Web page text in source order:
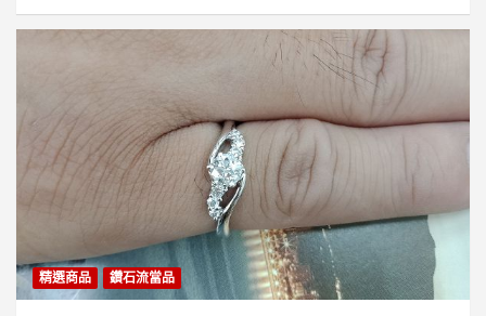
精選商品 鑽石流當品